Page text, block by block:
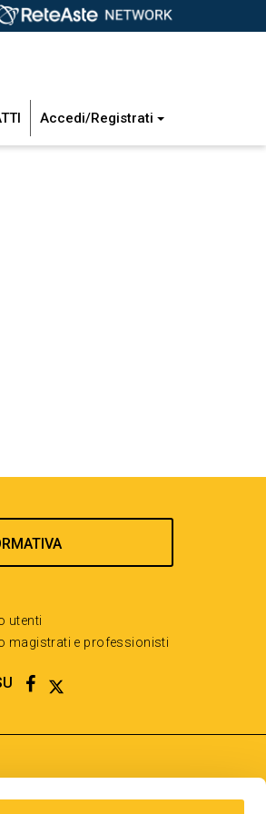
Accedi/Registrati
utenti
magistrati e professionisti
FACEBOOK
TWITTER